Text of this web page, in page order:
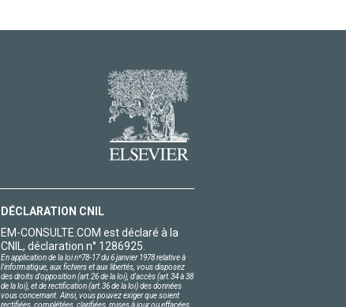
DÉCLARATION CNIL
EM-CONSULTE.COM est déclaré à la
CNIL, déclaration n° 1286925.
En application de la loi nº78-17 du 6 janvier 1978 relative à
l'informatique, aux fichiers et aux libertés, vous disposez
des droits d'opposition (art.26 de la loi), d'accès (art.34 à 38
de la loi), et de rectification (art.36 de la loi) des données
vous concernant. Ainsi, vous pouvez exiger que soient
rectifiées, complétées, clarifiées, mises à jour ou effacées